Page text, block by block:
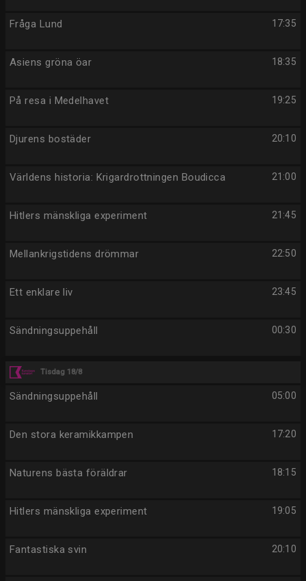
17:35
Fråga Lund
18:35
Asiens gröna öar
19:25
På resa i Medelhavet
20:10
Djurens bostäder
21:00
Världens historia: Krigardrottningen Boudicca
21:45
Hitlers mänskliga experiment
22:50
Mellankrigstidens drömmar
23:45
Ett enklare liv
00:30
Sändningsuppehåll
Tisdag 18/8
05:00
Sändningsuppehåll
17:20
Den stora keramikkampen
18:15
Naturens bästa föräldrar
19:05
Hitlers mänskliga experiment
20:10
Fantastiska svin